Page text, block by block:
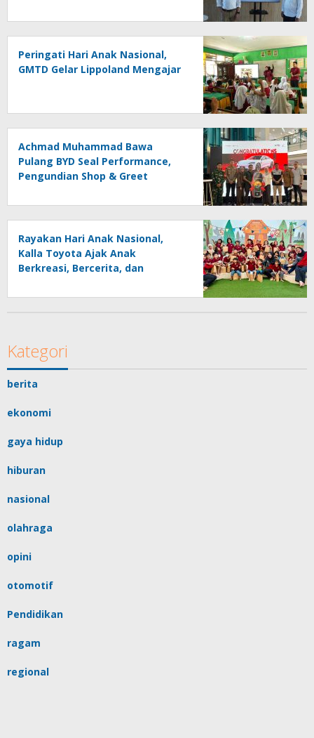
Peringati Hari Anak Nasional,
GMTD Gelar Lippoland Mengajar
Achmad Muhammad Bawa
Pulang BYD Seal Performance,
Pengundian Shop & Greet
Disaksikan Publik
Rayakan Hari Anak Nasional,
Kalla Toyota Ajak Anak
Berkreasi, Bercerita, dan
melalui KIDDO
Kategori
berita
ekonomi
gaya hidup
hiburan
nasional
olahraga
opini
otomotif
Pendidikan
ragam
regional